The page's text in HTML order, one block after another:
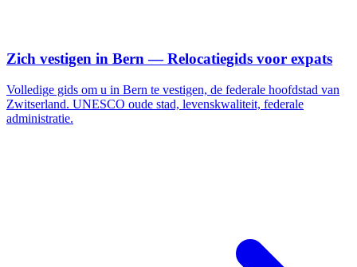
Zich vestigen in Bern — Relocatiegids voor expats
Volledige gids om u in Bern te vestigen, de federale hoofdstad van
Zwitserland. UNESCO oude stad, levenskwaliteit, federale
administratie.